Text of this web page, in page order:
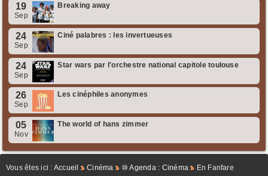
19
Sep
Breaking away
24
Sep
Ciné palabres : les invertueuses
24
Sep
Star wars par l'orchestre national capitole toulouse
26
Sep
Les cinéphiles anonymes
05
Nov
The world of hans zimmer
Vous êtes ici : Accueil Cinéma ⑩ Agenda : Cinéma En Fanfare